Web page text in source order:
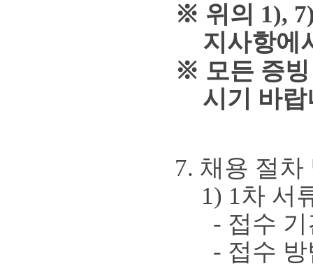
※ 위의 1),
지사항에
※ 모든 증
시기 바
7. 채용 절차
1) 1차 서
- 접수
- 접수